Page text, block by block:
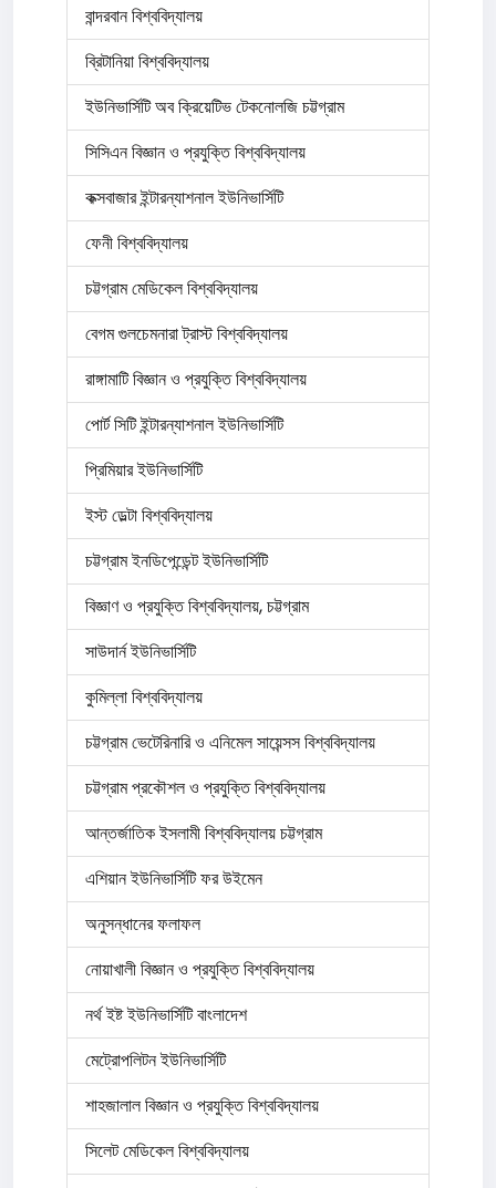
বান্দরবান বিশ্ববিদ্যালয়
ব্রিটানিয়া বিশ্ববিদ্যালয়
ইউনিভার্সিটি অব ক্রিয়েটিভ টেকনোলজি চট্টগ্রাম
সিসিএন বিজ্ঞান ও প্রযুক্তি বিশ্ববিদ্যালয়
কক্সবাজার ইন্টারন্যাশনাল ইউনিভার্সিটি
ফেনী বিশ্ববিদ্যালয়
চট্টগ্রাম মেডিকেল বিশ্ববিদ্যালয়
বেগম গুলচেমনারা ট্রাস্ট বিশ্ববিদ্যালয়
রাঙ্গামাটি বিজ্ঞান ও প্রযুক্তি বিশ্ববিদ্যালয়
পোর্ট সিটি ইন্টারন্যাশনাল ইউনিভার্সিটি
প্রিমিয়ার ইউনিভার্সিটি
ইস্ট ডেল্টা বিশ্ববিদ্যালয়
চট্টগ্রাম ইনডিপেন্ডেন্ট ইউনিভার্সিটি
বিজ্ঞাণ ও প্রযুক্তি বিশ্ববিদ্যালয়, চট্টগ্রাম
সাউদার্ন ইউনিভার্সিটি
কুমিল্লা বিশ্ববিদ্যালয়
চট্টগ্রাম ভেটেরিনারি ও এনিমেল সায়েন্সস বিশ্ববিদ্যালয়
চট্টগ্রাম প্রকৌশল ও প্রযুক্তি বিশ্ববিদ্যালয়
আন্তর্জাতিক ইসলামী বিশ্ববিদ্যালয় চট্টগ্রাম
এশিয়ান ইউনিভার্সিটি ফর উইমেন
অনুসন্ধানের ফলাফল
নোয়াখালী বিজ্ঞান ও প্রযুক্তি বিশ্ববিদ্যালয়
নর্থ ইষ্ট ইউনিভার্সিটি বাংলাদেশ
মেট্রোপলিটন ইউনিভার্সিটি
শাহজালাল বিজ্ঞান ও প্রযুক্তি বিশ্ববিদ্যালয়
সিলেট মেডিকেল বিশ্ববিদ্যালয়